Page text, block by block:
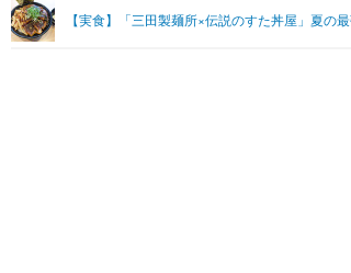
【実食】「三田製麺所×伝説のすた丼屋」夏の